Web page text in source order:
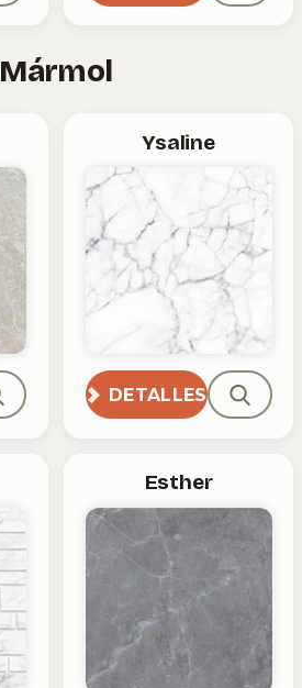
Mármol
Ysaline
DETALLES
Esther